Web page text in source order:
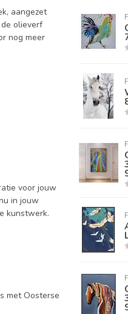
aangezet
olieverf
nog meer
voor jouw
in jouw
kunstwerk.
met Oosterse